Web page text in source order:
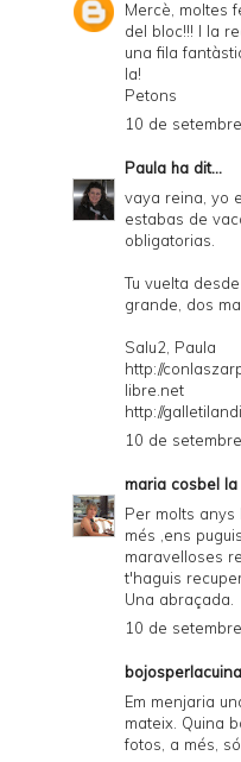
Mercè, moltes
del bloc!!! I la
una fila
la!
Petons
10 de
Paula ha dit...
vaya reina, yo
estabas de
obligatorias.
Tu vuelta
grande, dos
Salu2, Paula
http://
libre.net
http://
10 de
maria cosbel
Per molts anys
més ,ens
maravelloses
t'haguis
Una abraçada.
10 de
bojosperlacuina
Em menjaria
mateix. Quina
fotos, a més,